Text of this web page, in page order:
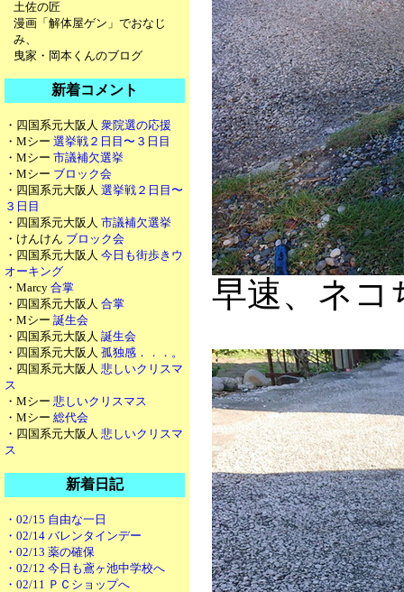
土佐の匠
漫画「解体屋ゲン」でおなじ
み、
曳家・岡本くんのブログ
新着コメント
・四国系元大阪人 衆院選の応援
・Mシー 選挙戦２日目〜３日目
・Mシー 市議補欠選挙
・Mシー ブロック会
・四国系元大阪人 選挙戦２日目〜
３日目
・四国系元大阪人 市議補欠選挙
・けんけん ブロック会
・四国系元大阪人 今日も街歩きウ
オーキング
・Marcy 合掌
・四国系元大阪人 合掌
・Mシー 誕生会
・四国系元大阪人 誕生会
・四国系元大阪人 孤独感．．．。
・四国系元大阪人 悲しいクリスマ
ス
・Mシー 悲しいクリスマス
・Mシー 総代会
・四国系元大阪人 悲しいクリスマ
ス
新着日記
・02/15 自由な一日
・02/14 バレンタインデー
・02/13 薬の確保
・02/12 今日も鳶ヶ池中学校へ
・02/11 ＰＣショップへ
早速、ネコ